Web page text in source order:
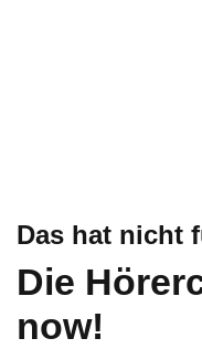
Das hat nicht
Die
now!